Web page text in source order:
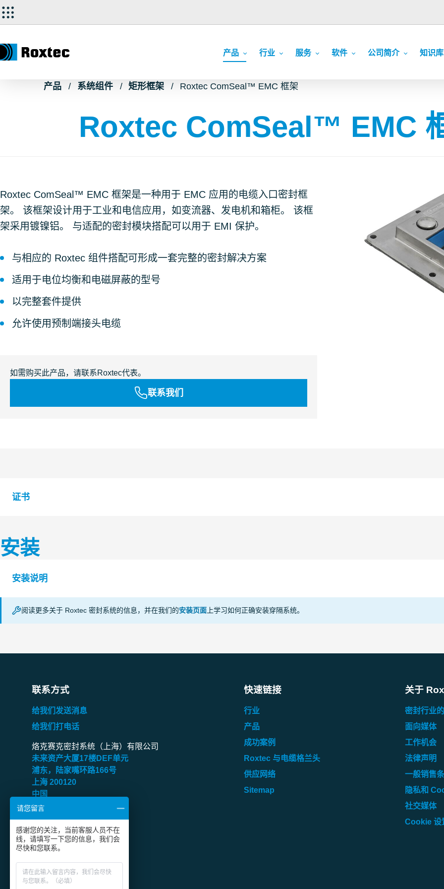
产品 行业 服务 软件 公司简介 知识库
产品 系统组件 矩形框架 Roxtec ComSeal™ EMC 框架
Roxtec ComSeal™ EMC
Roxtec ComSeal™ EMC 框架是一种用于 EMC 应用的电缆入口密封框
架。 该框架设计用于工业和电信应用，如变流器、发电机和箱柜。 该框
架采用镀镍铝。 与适配的密封模块搭配可以用于 EMI 保护。
与相应的 Roxtec 组件搭配可形成一套完整的密封解决方案
适用于电位均衡和电磁屏蔽的型号
以完整套件提供
允许使用预制端接头电缆
如需购买此产品，请联系Roxtec代表。
联系我们
证书
认证机构
Roxtec
International
AB
Laboratories
Inc.
Laboratories
Inc.
安装
安装说明
阅读更多关于 Roxtec 密封系统的信息，并在我们的安装页面 上学习如何正确安装穿隔系统。
联系方式
给我们发送消息
给我们打电话
烙克赛克密封系统（上海）有限公司
未来资产大厦17楼DEF单元
浦东，陆家嘴环路166号
上海 200120
中国
关注烙克赛克微信公众号
快速链接
行业
产品
成功案例
Roxtec 与电缆格兰头
供应网络
Sitemap
关于
密封行业
面向媒体
工作机会
法律声明
一般销售
隐私和
社交媒体
Cookie 设
请您留言
感谢您的关注，当前客服人员不在
线，请填写一下您的信息，我们会
尽快和您联系。